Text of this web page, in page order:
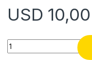
USD 10,00
VALVULA 6GH8A quantity